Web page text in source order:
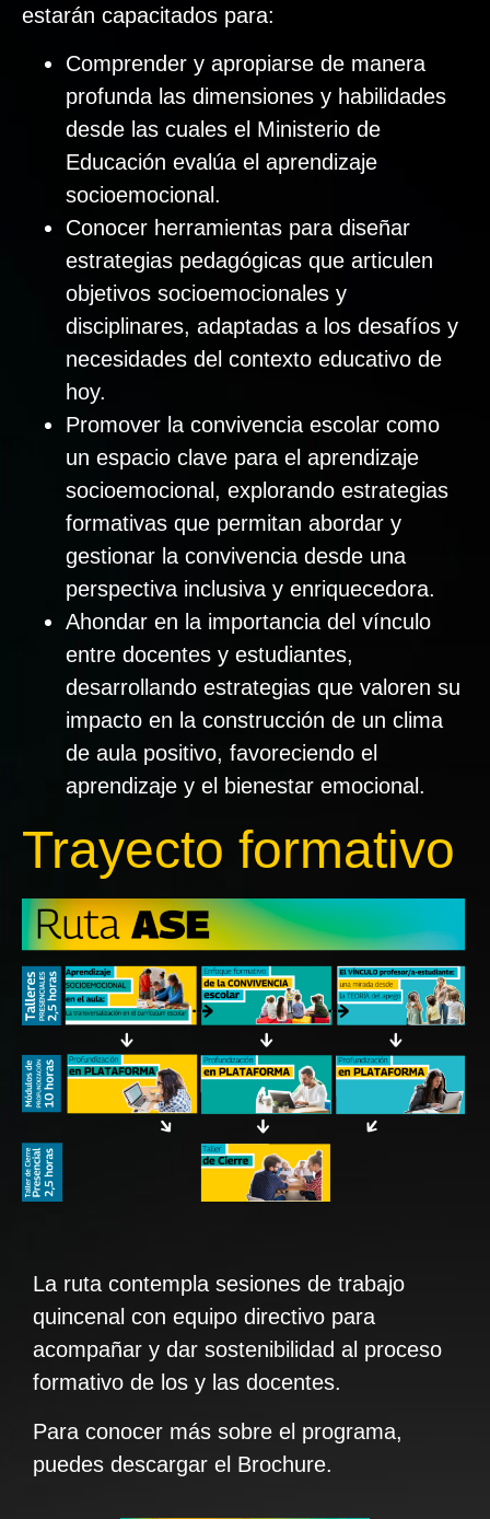
estarán capacitados para:
Comprender y apropiarse de manera
profunda las dimensiones y habilidades
desde las cuales el Ministerio de
Educación evalúa el aprendizaje
socioemocional.
Conocer herramientas para diseñar
estrategias pedagógicas que articulen
objetivos socioemocionales y
disciplinares, adaptadas a los desafíos y
necesidades del contexto educativo de
hoy.
Promover la convivencia escolar como
un espacio clave para el aprendizaje
socioemocional, explorando estrategias
formativas que permitan abordar y
gestionar la convivencia desde una
perspectiva inclusiva y enriquecedora.
Ahondar en la importancia del vínculo
entre docentes y estudiantes,
desarrollando estrategias que valoren su
impacto en la construcción de un clima
de aula positivo, favoreciendo el
aprendizaje y el bienestar emocional.
Trayecto formativo
La ruta contempla sesiones de trabajo
quincenal con equipo directivo para
acompañar y dar sostenibilidad al proceso
formativo de los y las docentes.
Para conocer más sobre el programa,
puedes descargar el Brochure.